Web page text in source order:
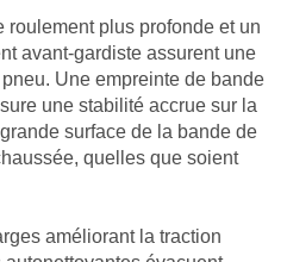
roulement plus profonde et un
avant-gardiste assurent une
Une empreinte de bande
une stabilité accrue sur la
surface de la bande de
quelles que soient
améliorant la traction